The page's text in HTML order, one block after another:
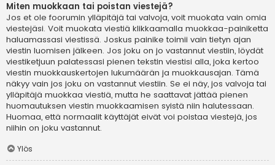
Miten muokkaan tai poistan viestejä?
Jos et ole foorumin ylläpitäjä tai valvoja, voit muokata vain omia
viestejäsi. Voit muokata viestiä klikkaamalla muokkaa-painiketta
haluamassasi viestissä. Joskus painike toimii vain tietyn ajan
viestin luomisen jälkeen. Jos joku on jo vastannut viestiin, löydät
viestiketjuun palatessasi pienen tekstin viestisi alla, joka kertoo
viestin muokkauskertojen lukumäärän ja muokkausajan. Tämä
näkyy vain jos joku on vastannut viestiin. Se ei näy, jos valvoja tai
ylläpitäjä muokkaa viestiä, mutta he saattavat jättää pienen
huomautuksen viestin muokkaamisen syistä niin halutessaan.
Huomaa, että normaalit käyttäjät eivät voi poistaa viestejä, jos
niihin on joku vastannut.
Ylös